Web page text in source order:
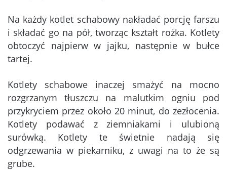
Na każdy kotlet schabowy nakładać porcję farszu
i składać go na pół, tworząc kształt rożka. Kotlety
obtoczyć najpierw w jajku, następnie w bułce
tartej.
Kotlety schabowe inaczej smażyć na mocno
rozgrzanym tłuszczu na malutkim ogniu pod
przykryciem przez około 20 minut, do zezłocenia.
Kotlety podawać z ziemniakami i ulubioną
surówką. Kotlety te świetnie nadają się
odgrzewania w piekarniku, z uwagi na to że są
grube.